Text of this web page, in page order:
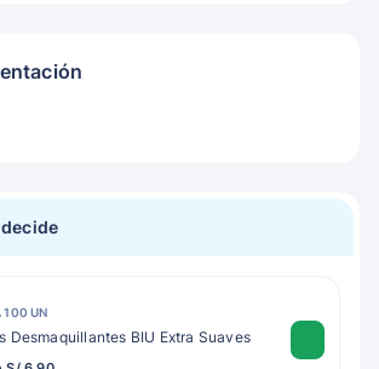
100 UN
Desmaquillantes BIU Extra Suaves